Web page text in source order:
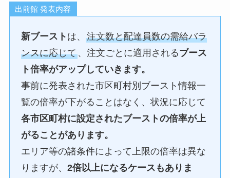
出前館 発表内容
新ブースト は、注文数と配達員数の需給バラ
ンスに応じて、注文ごとに適用されるブース
ト倍率がアップしていきます。
事前に発表された市区町村別ブースト情報一
覧の倍率が下がることはなく、状況に応じて
各市区町村に設定されたブーストの倍率が上
がることがあります。
エリア等の諸条件によって上限の倍率は異な
りますが、2倍以上になるケースもありま